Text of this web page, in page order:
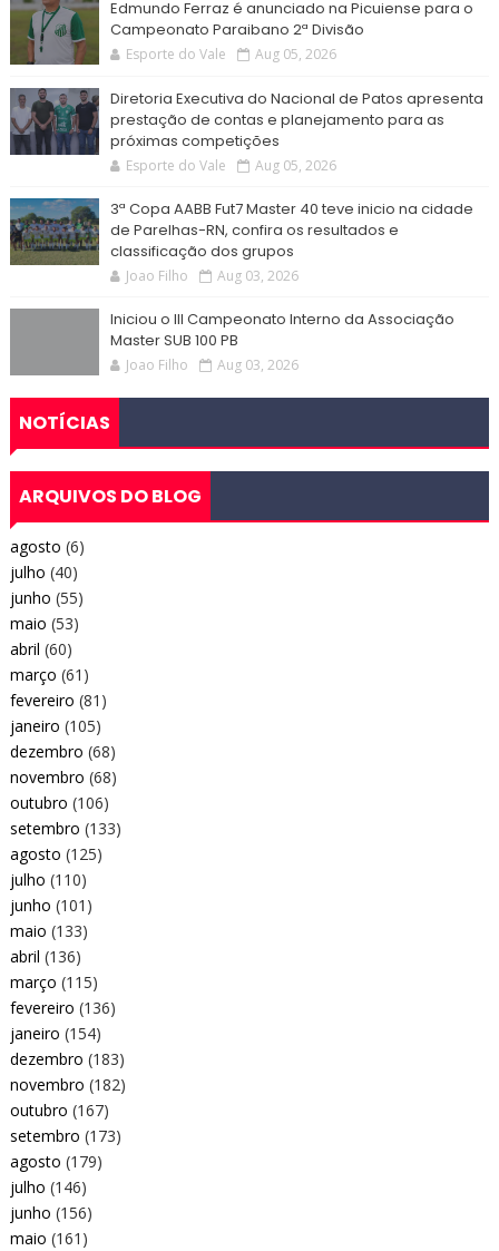
Edmundo Ferraz é anunciado na Picuiense para o
Campeonato Paraibano 2ª Divisão
Esporte do Vale Aug 05, 2026
Diretoria Executiva do Nacional de Patos apresenta
prestação de contas e planejamento para as
próximas competições
Esporte do Vale Aug 05, 2026
3ª Copa AABB Fut7 Master 40 teve inicio na cidade
de Parelhas-RN, confira os resultados e
classificação dos grupos
Joao Filho Aug 03, 2026
Iniciou o III Campeonato Interno da Associação
Master SUB 100 PB
Joao Filho Aug 03, 2026
NOTÍCIAS
ARQUIVOS DO BLOG
agosto (6)
julho (40)
junho (55)
maio (53)
abril (60)
março (61)
fevereiro (81)
janeiro (105)
dezembro (68)
novembro (68)
outubro (106)
setembro (133)
agosto (125)
julho (110)
junho (101)
maio (133)
abril (136)
março (115)
fevereiro (136)
janeiro (154)
dezembro (183)
novembro (182)
outubro (167)
setembro (173)
agosto (179)
julho (146)
junho (156)
maio (161)